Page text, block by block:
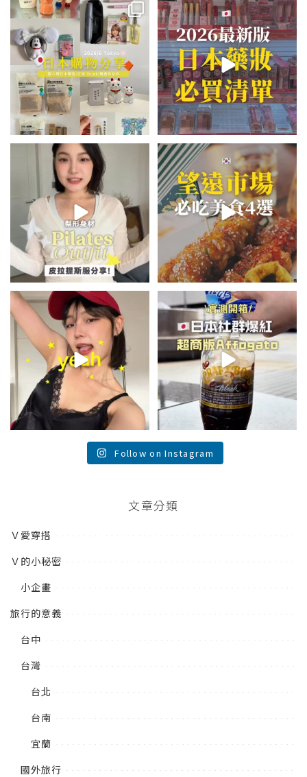
💭留言「免費」傳日本藥妝店/百
貨/機場/Donki/折價券給你...
75 22
2026🇯🇵日本藥妝店必買什麼
日本最近紅什麼？...
118 20
💭留言「美背」傳🔗給你！
🏷️#吉推韓國 🇰🇷
...
48 20
\🇰🇷韓國望遠市場4家必吃美食
😋/
💭留言「望遠市場」傳地址給你
340 59
summer outfit⋆.˚✮🎧✮˚.⋆
夏日穿搭最需要單品！...
754 43
\🇯🇵日本爆紅!超商版Affogato
🍨☕️/
🏷️#吉推日本🇯🇵...
116 26
Follow on Instagram
文章分類
Ｖ愛穿搭
Ｖ的小秘密
小企畫
旅行的意義
台中
台灣
台北
台南
宜蘭
國外旅行